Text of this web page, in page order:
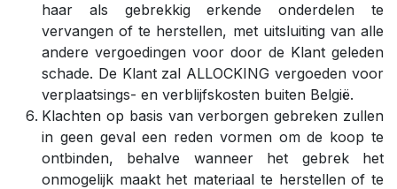
haar als gebrekkig erkende onderdelen te
vervangen of te herstellen, met uitsluiting van alle
andere vergoedingen voor door de Klant geleden
schade. De Klant zal ALLOCKING vergoeden voor
verplaatsings- en verblijfskosten buiten België.
Klachten op basis van verborgen gebreken zullen
in geen geval een reden vormen om de koop te
ontbinden, behalve wanneer het gebrek het
onmogelijk maakt het materiaal te herstellen of te